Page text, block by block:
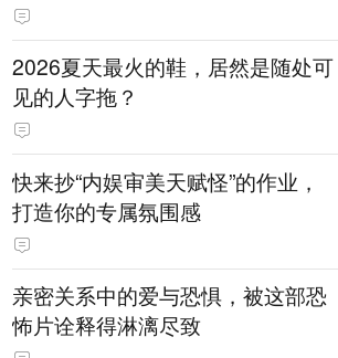
2026夏天最火的鞋，居然是随处可
见的人字拖？
快来抄“内娱审美天赋怪”的作业，
打造你的专属氛围感
亲密关系中的爱与恐惧，被这部恐
怖片诠释得淋漓尽致